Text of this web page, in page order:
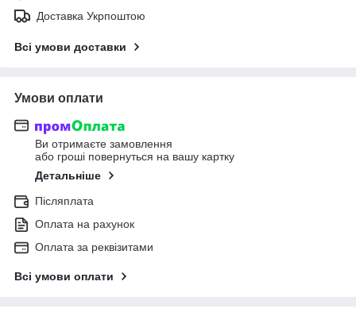
Доставка Укрпоштою
Всі умови доставки
Умови оплати
Ви отримаєте замовлення
або гроші повернуться на вашу картку
Детальніше
Післяплата
Оплата на рахунок
Оплата за реквізитами
Всі умови оплати